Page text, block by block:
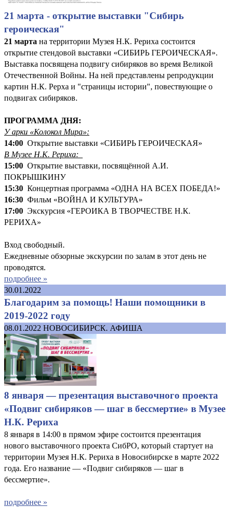
21 марта - открытие выставки "Сибирь
героическая"
21 марта на территории Музея Н.К. Рериха состоится
открытие стендовой выставки «СИБИРЬ ГЕРОИЧЕСКАЯ».
Выставка посвящена подвигу сибиряков во время Великой
Отечественной Войны. На ней представлены репродукции
картин Н.К. Рерха и "страницы истории", повествующие о
подвигах сибиряков.
ПРОГРАММА ДНЯ:
У арки «Колокол Мира»:
14:00 Открытие выставки «СИБИРЬ ГЕРОИЧЕСКАЯ»
В Музее Н.К. Рериха:
15:00 Открытие выставки, посвящённой А.И.
ПОКРЫШКИНУ
15:30 Концертная программа «ОДНА НА ВСЕХ ПОБЕДА!»
16:30 Фильм «ВОЙНА И КУЛЬТУРА»
17:00 Экскурсия «ГЕРОИКА В ТВОРЧЕСТВЕ Н.К.
РЕРИХА»
Вход свободный.
Ежедневные обзорные экскурсии по залам в этот день не
проводятся.
подробнее »
30.01.2022
Благодарим за помощь! Наши помощники в
2019-2022 году
08.01.2022 НОВОСИБИРСК. АФИША
8 января — презентация выставочного проекта
«Подвиг сибиряков — шаг в бессмертие» в Музее
Н.К. Рериха
8 января в 14:00 в прямом эфире состоится презентация
нового выставочного проекта СибРО, который стартует на
территории Музея Н.К. Рериха в Новосибирске в марте 2022
года. Его название — «Подвиг сибиряков — шаг в
бессмертие».
подробнее »